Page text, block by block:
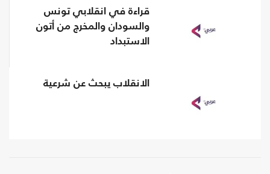
قراءة في انقلابي تونس
والسودان والمخرج من أتون
الاستبداد
الانقلاب يبحث عن شرعية